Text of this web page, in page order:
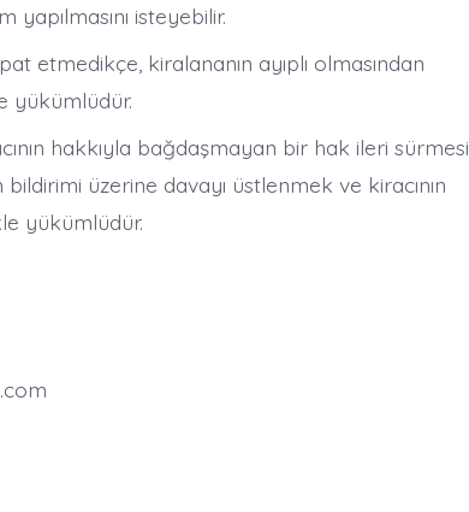
yapılmasını isteyebilir.
etmedikçe, kiralananın ayıplı olmasından
yükümlüdür.
hakkıyla bağdaşmayan bir hak ileri sürmesi
üzerine davayı üstlenmek ve kiracının
yükümlüdür.